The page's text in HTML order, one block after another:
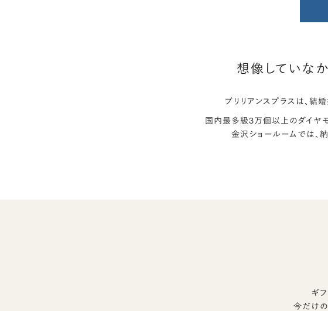
想像していなか
ブリリアンスプラスは、結
国内最多級3万個以上のダイヤ
金沢ショールームでは、
ギ
今だけ